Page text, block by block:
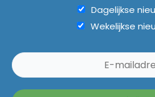
Dagelijkse
Wekelijkse